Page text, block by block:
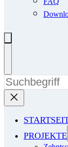
PROJEKTE